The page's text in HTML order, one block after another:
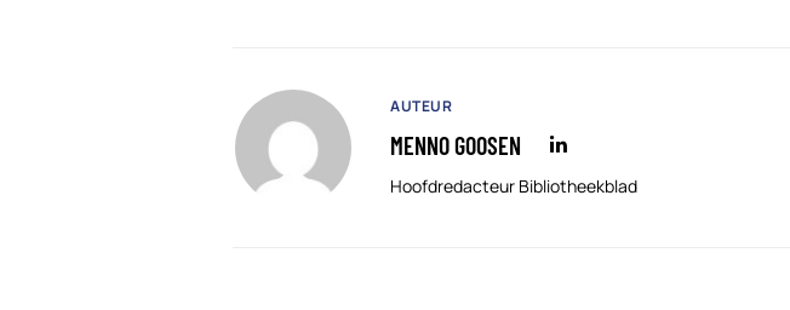
AUTEUR
MENNO GOOSEN
Hoofdredacteur Bibliotheekblad